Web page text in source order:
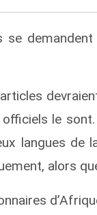
se
le
langues de
alors